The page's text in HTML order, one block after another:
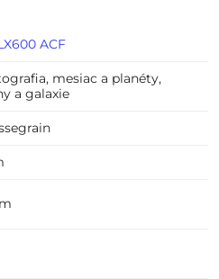
ACF
mesiac a planéty,
a galaxie